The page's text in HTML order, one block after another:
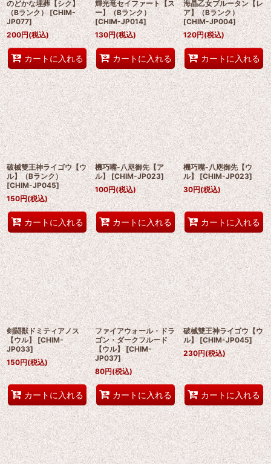
のどかな埋葬【シク】
（Bランク） [CHIM-
JP077]
200円(税込)
カートに入れる
輝光竜セイファート【ス
ー】（Bランク）
[CHIM-JP014]
130円(税込)
カートに入れる
海晶乙女ブルータン【レ
ア】（Bランク）
[CHIM-JP004]
120円(税込)
カートに入れる
破械雙王神ライゴウ【ウ
ル】（Bランク）
[CHIM-JP045]
150円(税込)
カートに入れる
機巧嘴-八咫御先【ア
ル】 [CHIM-JP023]
100円(税込)
カートに入れる
機巧嘴-八咫御先【ウ
ル】 [CHIM-JP023]
30円(税込)
カートに入れる
剣闘獣ドミティアノス
【ウル】 [CHIM-
JP033]
150円(税込)
カートに入れる
ファイアウォール・ドラ
ゴン・ダークフルード
【ウル】 [CHIM-
JP037]
80円(税込)
カートに入れる
破械雙王神ライゴウ【ウ
ル】 [CHIM-JP045]
230円(税込)
カートに入れる